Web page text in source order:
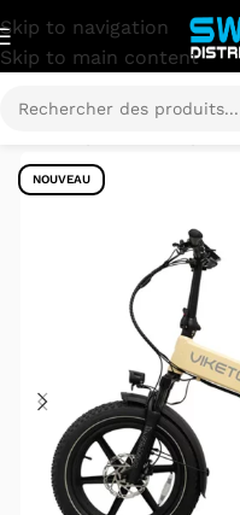
Skip to navigation
Skip to main content
NOUVEAU